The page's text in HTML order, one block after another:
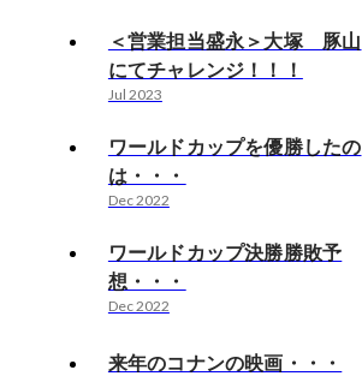
＜営業担当盛永＞大塚 豚山
にてチャレンジ！！！
Jul 2023
ワールドカップを優勝したの
は・・・
Dec 2022
ワールドカップ決勝勝敗予
想・・・
Dec 2022
来年のコナンの映画・・・